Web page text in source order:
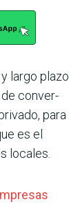
largo plazo
de conver­
para
es el
locales.